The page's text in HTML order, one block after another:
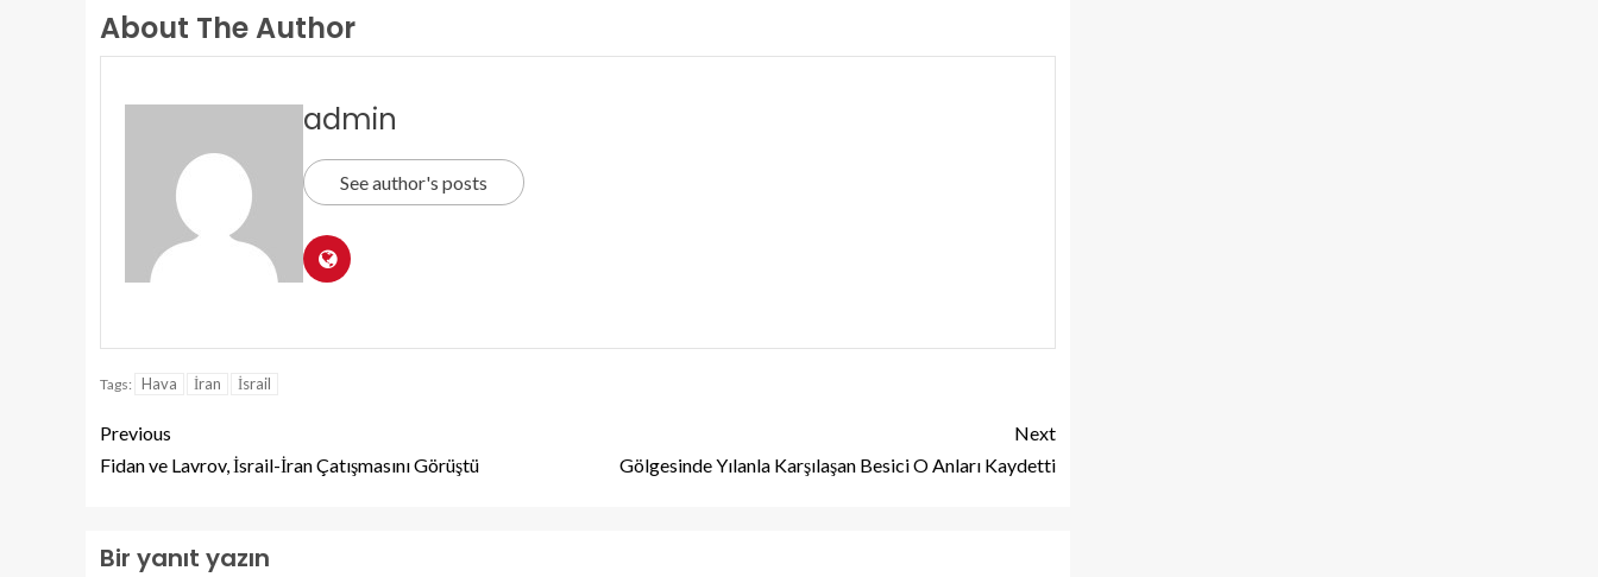
About The Author
admin
See author's posts
Tags: Hava İran İsrail
Previous
Fidan ve Lavrov, İsrail-İran Çatışmasını Görüştü
Next
Gölgesinde Yılanla Karşılaşan Besici O Anları Kaydetti
Bir yanıt yazın